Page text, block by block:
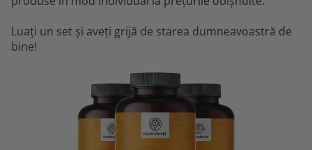
Luați un set și aveți grijă de starea dumneavoastră de
bine!